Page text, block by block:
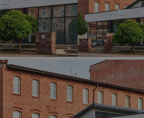
Niezbędne pliki cookie umożliwiają
takich jak logowanie użytkownika i
można prawidłowo korzystać ze
Nazwa
SessID